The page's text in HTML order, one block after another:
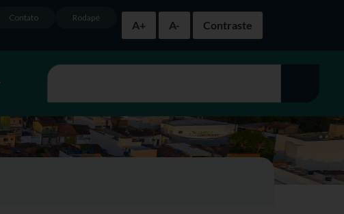
A+
A- Contraste
Rodapé
Contato